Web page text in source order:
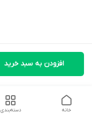
افزودن به سبد خرید
دسته‌بندی خانه